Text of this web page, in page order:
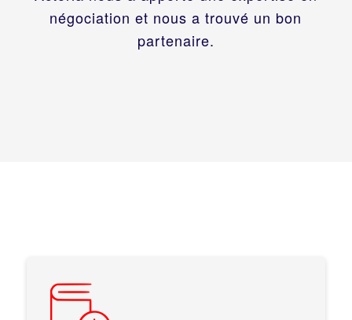
négociation et nous a trouvé un bon
partenaire.